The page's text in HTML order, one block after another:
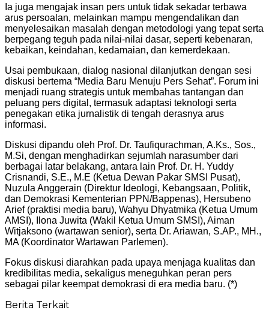
Ia juga mengajak insan pers untuk tidak sekadar terbawa
arus persoalan, melainkan mampu mengendalikan dan
menyelesaikan masalah dengan metodologi yang tepat serta
berpegang teguh pada nilai-nilai dasar, seperti kebenaran,
kebaikan, keindahan, kedamaian, dan kemerdekaan.
Usai pembukaan, dialog nasional dilanjutkan dengan sesi
diskusi bertema “Media Baru Menuju Pers Sehat”. Forum ini
menjadi ruang strategis untuk membahas tantangan dan
peluang pers digital, termasuk adaptasi teknologi serta
penegakan etika jurnalistik di tengah derasnya arus
informasi.
Diskusi dipandu oleh Prof. Dr. Taufiqurachman, A.Ks., Sos.,
M.Si, dengan menghadirkan sejumlah narasumber dari
berbagai latar belakang, antara lain Prof. Dr. H. Yuddy
Crisnandi, S.E., M.E (Ketua Dewan Pakar SMSI Pusat),
Nuzula Anggerain (Direktur Ideologi, Kebangsaan, Politik,
dan Demokrasi Kementerian PPN/Bappenas), Hersubeno
Arief (praktisi media baru), Wahyu Dhyatmika (Ketua Umum
AMSI), Ilona Juwita (Wakil Ketua Umum SMSI), Aiman
Witjaksono (wartawan senior), serta Dr. Ariawan, S.AP., MH.,
MA (Koordinator Wartawan Parlemen).
Fokus diskusi diarahkan pada upaya menjaga kualitas dan
kredibilitas media, sekaligus meneguhkan peran pers
sebagai pilar keempat demokrasi di era media baru. (*)
Berita Terkait